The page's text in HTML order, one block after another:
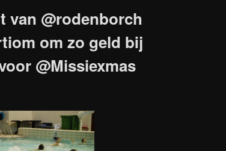
van @rodenborch
om zo geld bij
@Missiexmas